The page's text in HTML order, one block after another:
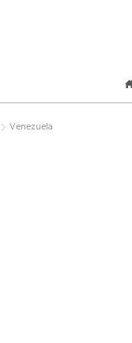
Venezuela